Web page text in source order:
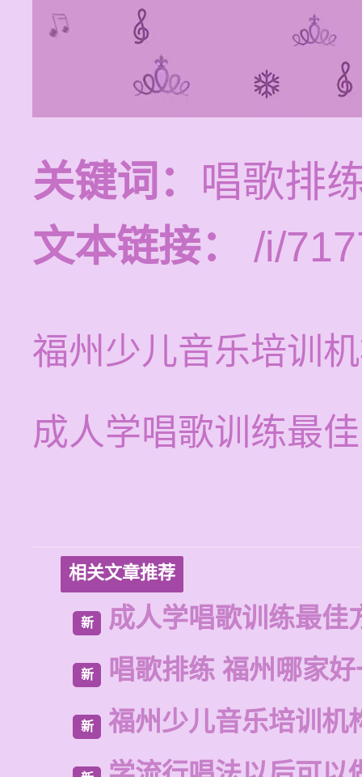
关键词： 唱歌排
文本链接：
/i/
福州少儿音乐培训
成人学唱歌训练最
相关文章推荐
新 成人学唱歌训练最佳
新 唱歌排练 福州哪家
新 福州少儿音乐培训机